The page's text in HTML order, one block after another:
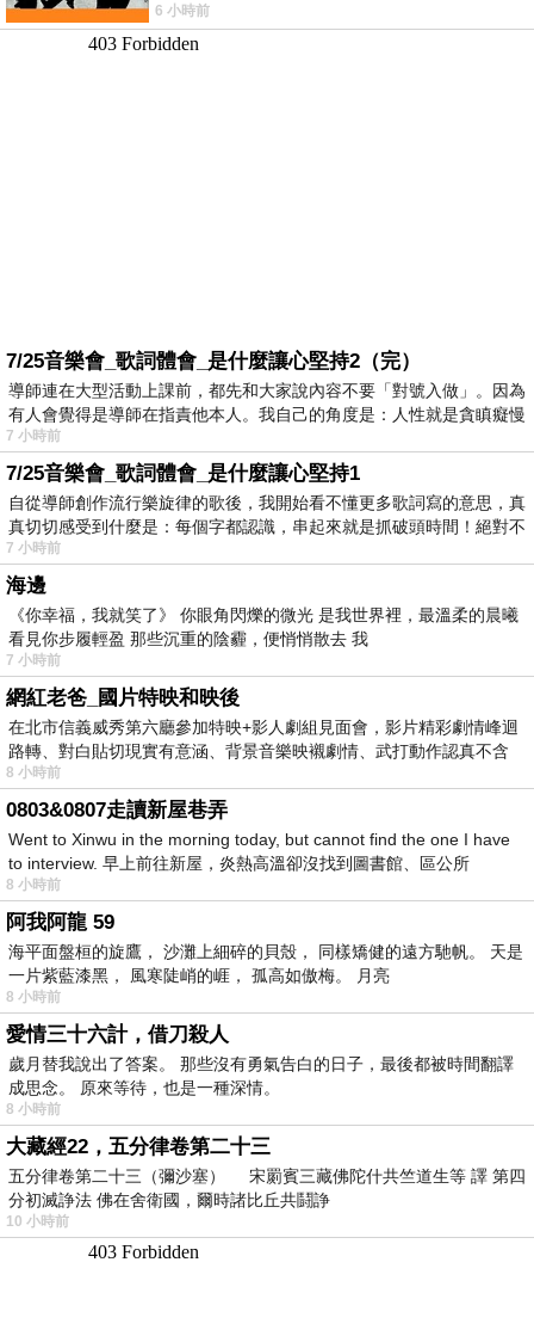
No》即為其中之一，在告示牌百大單曲
6 小時前
7/25音樂會_歌詞體會_是什麼讓心堅持2（完）
導師連在大型活動上課前，都先和大家說內容不要「對號入做」。因為
有人會覺得是導師在指責他本人。我自己的角度是：人性就是貪瞋癡慢
7 小時前
7/25音樂會_歌詞體會_是什麼讓心堅持1
自從導師創作流行樂旋律的歌後，我開始看不懂更多歌詞寫的意思，真
真切切感受到什麼是：每個字都認識，串起來就是抓破頭時間！絕對不
7 小時前
海邊
《你幸福，我就笑了》 你眼角閃爍的微光 是我世界裡，最溫柔的晨曦
看見你步履輕盈 那些沉重的陰霾，便悄悄散去 我
7 小時前
網紅老爸_國片特映和映後
在北市信義威秀第六廳參加特映+影人劇組見面會，影片精彩劇情峰迴
路轉、對白貼切現實有意涵、背景音樂映襯劇情、武打動作認真不含
糊、
8 小時前
0803&0807走讀新屋巷弄
Went to Xinwu in the morning today, but cannot find the one I have
to interview. 早上前往新屋，炎熱高溫卻沒找到圖書館、區公所
8 小時前
阿我阿龍 59
海平面盤桓的旋鷹， 沙灘上細碎的貝殼， 同樣矯健的遠方馳帆。 天是
一片紫藍漆黑， 風寒陡峭的崕， 孤高如傲梅。 月亮
8 小時前
愛情三十六計，借刀殺人
歲月替我說出了答案。 那些沒有勇氣告白的日子，最後都被時間翻譯
成思念。 原來等待，也是一種深情。
8 小時前
大藏經22，五分律卷第二十三
五分律卷第二十三（彌沙塞） 宋罽賓三藏佛陀什共竺道生等 譯 第四
分初滅諍法 佛在舍衛國，爾時諸比丘共鬪諍
10 小時前